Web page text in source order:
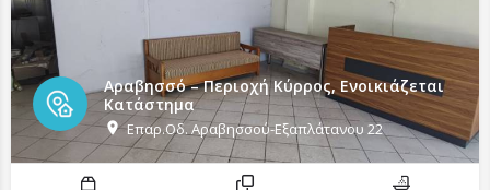
Αραβησσό – Περιοχή Κύρρος, Ενοικιάζεται
Κατάστημα
Επαρ.Οδ. Αραβησσού-Εξαπλάτανου 22